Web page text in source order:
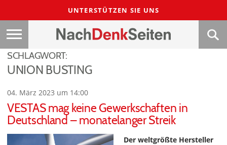
UNTERSTÜTZEN SIE UNS
SCHLAGWORT:
UNION BUSTING
04. März 2023 um 14:00
VESTAS mag keine Gewerkschaften in
Deutschland – monatelanger Streik
Der weltgrößte Hersteller